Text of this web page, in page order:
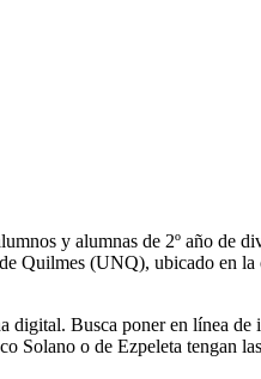
y alumnas de 2º año de
Quilmes (UNQ), ubicado en la
digital. Busca poner en línea de
Solano o de Ezpeleta tengan